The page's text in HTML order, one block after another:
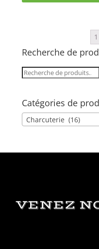
1
Recherche de
Recherche
pour :
Catégories de
Charcuterie (16)
VENEZ